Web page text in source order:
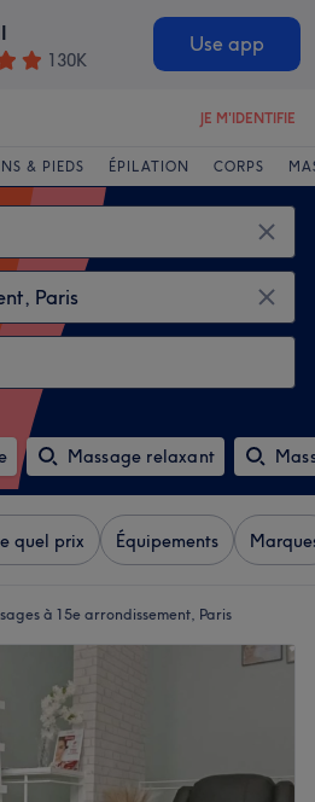
130K
Use app
JE M'IDENTIFIE
& PIEDS ÉPILATION CORPS
Massage relaxant
quel prix Équipements
à 15e arrondissement, Paris